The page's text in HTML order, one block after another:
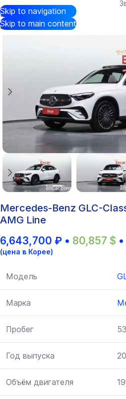
Skip to navigation
Skip to main content
Авто из Кореи/Каталог
Mercedes-Benz GLC-
AMG Line
6,643,700 ₽ • 80,857 $ •
(цена в Корее)
Модель
Марка
Пробег
Год выпуска
Объём двигателя